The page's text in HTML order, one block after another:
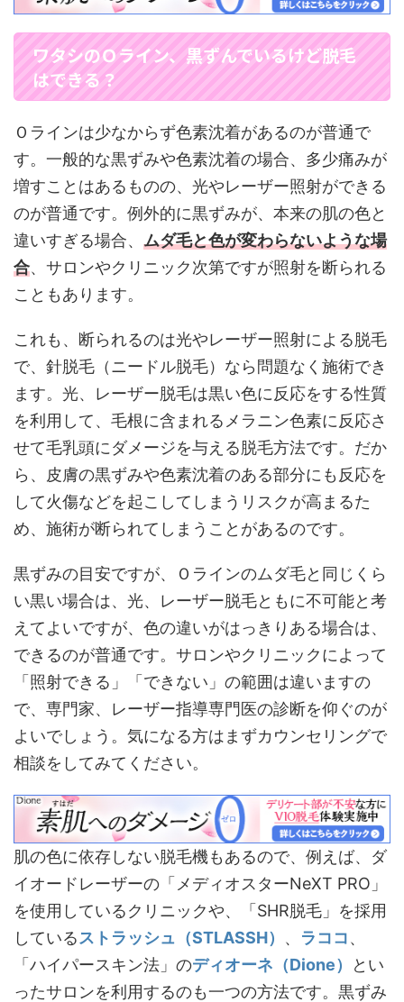
ワタシのＯライン、黒ずんでいるけど脱毛
はできる？
Ｏラインは少なからず色素沈着があるのが普通で
す。一般的な黒ずみや色素沈着の場合、多少痛みが
増すことはあるものの、光やレーザー照射ができる
のが普通です。例外的に黒ずみが、本来の肌の色と
違いすぎる場合、 ムダ毛と色が変わらないような場
合、サロンやクリニック次第ですが照射を断られる
こともあります。
これも、断られるのは光やレーザー照射による脱毛
で、針脱毛（ニードル脱毛）なら問題なく施術でき
ます。光、レーザー脱毛は黒い色に反応をする性質
を利用して、毛根に含まれるメラニン色素に反応さ
せて毛乳頭にダメージを与える脱毛方法です。だか
ら、皮膚の黒ずみや色素沈着のある部分にも反応を
して火傷などを起こしてしまうリスクが高まるた
め、施術が断られてしまうことがあるのです。
黒ずみの目安ですが、Ｏラインのムダ毛と同じくら
い黒い場合は、光、レーザー脱毛ともに不可能と考
えてよいですが、色の違いがはっきりある場合は、
できるのが普通です。サロンやクリニックによって
「照射できる」「できない」の範囲は違いますの
で、専門家、レーザー指導専門医の診断を仰ぐのが
よいでしょう。気になる方はまずカウンセリングで
相談をしてみてください。
肌の色に依存しない脱毛機もあるので、例えば、ダ
イオードレーザーの「メディオスターNeXT PRO」
を使用しているクリニックや、「SHR脱毛」を採用
しているストラッシュ（STLASSH） 、 ラココ、
「ハイパースキン法」のディオーネ（Dione）
とい
ったサロンを利用するのも一つの方法です。黒ずみ